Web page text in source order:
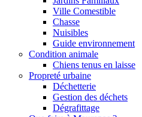
Ville Comestible
Chasse
Nuisibles
Guide environnement
Condition animale
Chiens tenus en laisse
Propreté urbaine
Déchetterie
Gestion des déchets
Dégrafittage